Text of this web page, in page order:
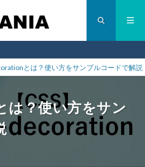
とは？使い方をサンプルコードで解説
？使い方をサン